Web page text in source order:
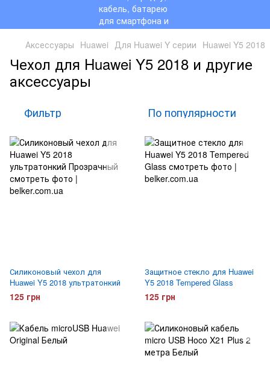
Аксессуары Huawei Для Huawei Y серии Huawei Y5 2018
Чехол для Huawei Y5 2018 и другие
аксессуары
Фильтр По популярности
Силиконовый чехол для
Huawei Y5 2018 ультратонкий
125 грн
Защитное стекло для Huawei
Y5 2018 Tempered Glass
125 грн